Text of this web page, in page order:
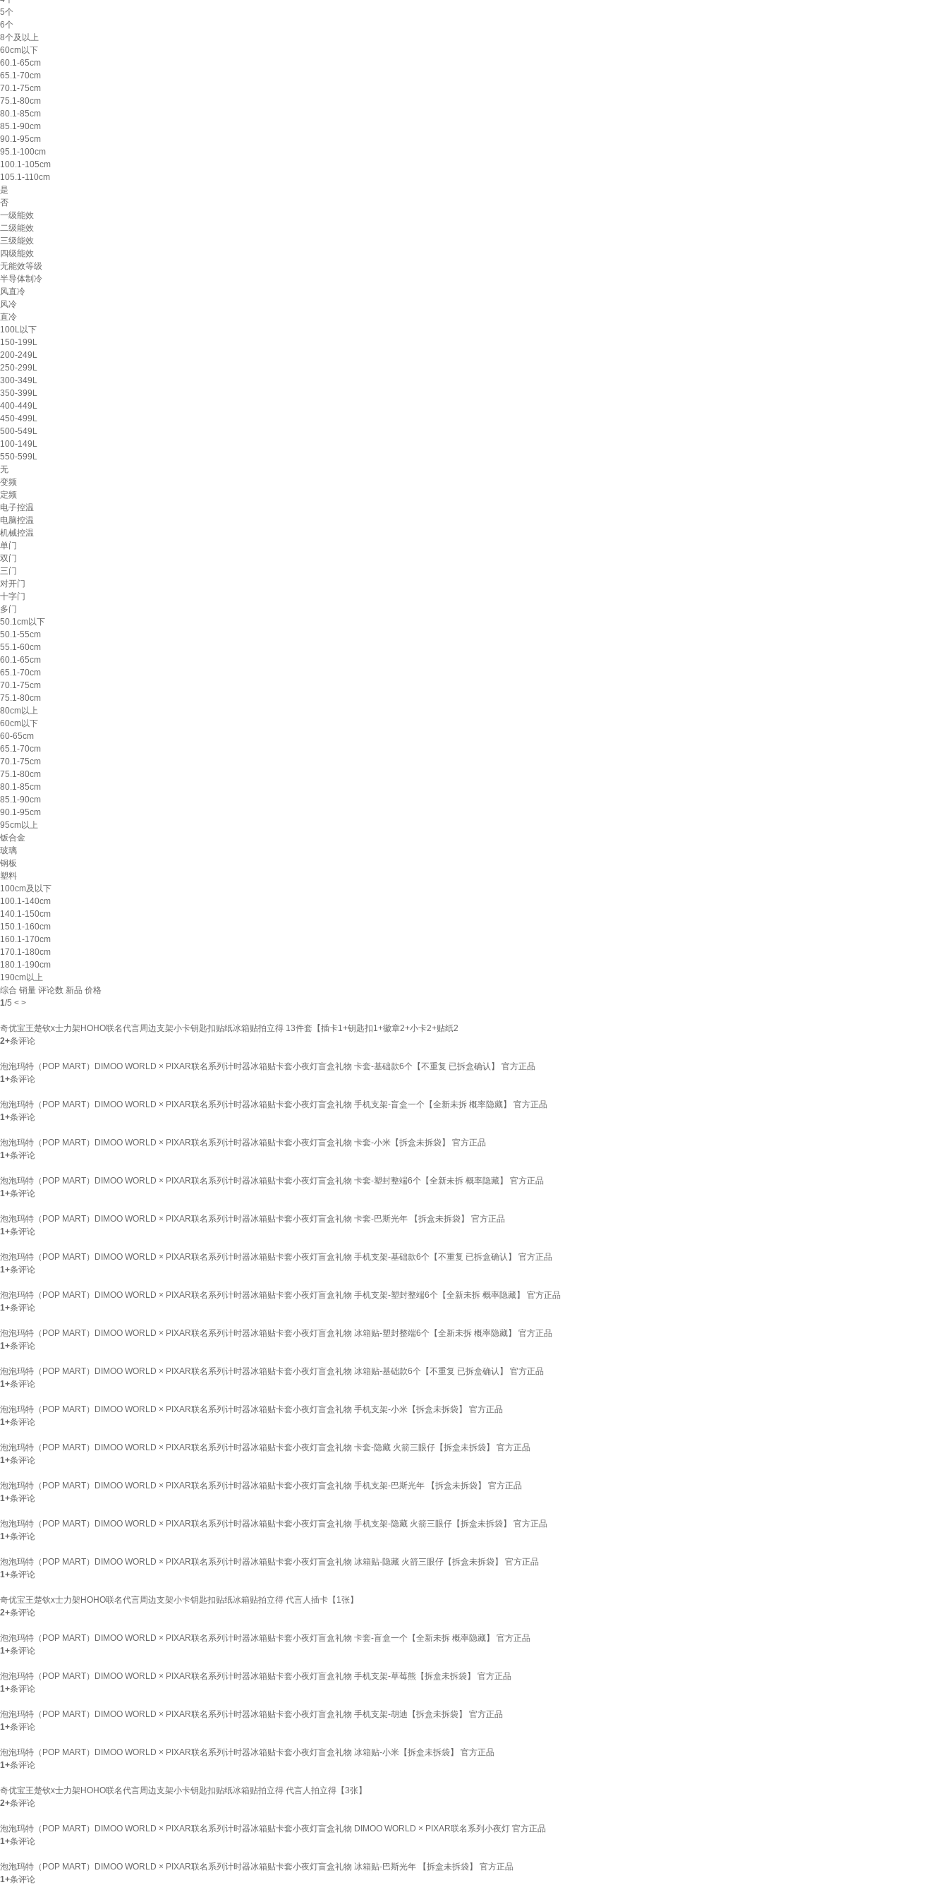
5个
6个
8个及以上
60cm以下
60.1-65cm
65.1-70cm
70.1-75cm
75.1-80cm
80.1-85cm
85.1-90cm
90.1-95cm
95.1-100cm
100.1-105cm
105.1-110cm
是
否
一级能效
二级能效
三级能效
四级能效
无能效等级
半导体制冷
风直冷
风冷
直冷
100L以下
150-199L
200-249L
250-299L
300-349L
350-399L
400-449L
450-499L
500-549L
100-149L
550-599L
无
变频
定频
电子控温
电脑控温
机械控温
单门
双门
三门
对开门
十字门
多门
50.1cm以下
50.1-55cm
55.1-60cm
60.1-65cm
65.1-70cm
70.1-75cm
75.1-80cm
80cm以上
60cm以下
60-65cm
65.1-70cm
70.1-75cm
75.1-80cm
80.1-85cm
85.1-90cm
90.1-95cm
95cm以上
钣合金
玻璃
钢板
塑料
100cm及以下
100.1-140cm
140.1-150cm
150.1-160cm
160.1-170cm
170.1-180cm
180.1-190cm
190cm以上
综合 销量 评论数 新品 价格
1/5 < >
奇优宝王楚钦x士力架HOHO联名代言周边支架小卡钥匙扣贴纸冰箱贴拍立得 13件套【插卡1+钥匙扣1+徽章2+小卡2+贴纸2
2+条评论
泡泡玛特（POP MART）DIMOO WORLD × PIXAR联名系列计时器冰箱贴卡套小夜灯盲盒礼物 卡套-基础款6个【不重复 已拆盒确认】 官方正品
1+条评论
泡泡玛特（POP MART）DIMOO WORLD × PIXAR联名系列计时器冰箱贴卡套小夜灯盲盒礼物 手机支架-盲盒一个【全新未拆 概率隐藏】 官方正品
1+条评论
泡泡玛特（POP MART）DIMOO WORLD × PIXAR联名系列计时器冰箱贴卡套小夜灯盲盒礼物 卡套-小米【拆盒未拆袋】 官方正品
1+条评论
泡泡玛特（POP MART）DIMOO WORLD × PIXAR联名系列计时器冰箱贴卡套小夜灯盲盒礼物 卡套-塑封整端6个【全新未拆 概率隐藏】 官方正品
1+条评论
泡泡玛特（POP MART）DIMOO WORLD × PIXAR联名系列计时器冰箱贴卡套小夜灯盲盒礼物 卡套-巴斯光年 【拆盒未拆袋】 官方正品
1+条评论
泡泡玛特（POP MART）DIMOO WORLD × PIXAR联名系列计时器冰箱贴卡套小夜灯盲盒礼物 手机支架-基础款6个【不重复 已拆盒确认】 官方正品
1+条评论
泡泡玛特（POP MART）DIMOO WORLD × PIXAR联名系列计时器冰箱贴卡套小夜灯盲盒礼物 手机支架-塑封整端6个【全新未拆 概率隐藏】 官方正品
1+条评论
泡泡玛特（POP MART）DIMOO WORLD × PIXAR联名系列计时器冰箱贴卡套小夜灯盲盒礼物 冰箱贴-塑封整端6个【全新未拆 概率隐藏】 官方正品
1+条评论
泡泡玛特（POP MART）DIMOO WORLD × PIXAR联名系列计时器冰箱贴卡套小夜灯盲盒礼物 冰箱贴-基础款6个【不重复 已拆盒确认】 官方正品
1+条评论
泡泡玛特（POP MART）DIMOO WORLD × PIXAR联名系列计时器冰箱贴卡套小夜灯盲盒礼物 手机支架-小米【拆盒未拆袋】 官方正品
1+条评论
泡泡玛特（POP MART）DIMOO WORLD × PIXAR联名系列计时器冰箱贴卡套小夜灯盲盒礼物 卡套-隐藏 火箭三眼仔【拆盒未拆袋】 官方正品
1+条评论
泡泡玛特（POP MART）DIMOO WORLD × PIXAR联名系列计时器冰箱贴卡套小夜灯盲盒礼物 手机支架-巴斯光年 【拆盒未拆袋】 官方正品
1+条评论
泡泡玛特（POP MART）DIMOO WORLD × PIXAR联名系列计时器冰箱贴卡套小夜灯盲盒礼物 手机支架-隐藏 火箭三眼仔【拆盒未拆袋】 官方正品
1+条评论
泡泡玛特（POP MART）DIMOO WORLD × PIXAR联名系列计时器冰箱贴卡套小夜灯盲盒礼物 冰箱贴-隐藏 火箭三眼仔【拆盒未拆袋】 官方正品
1+条评论
奇优宝王楚钦x士力架HOHO联名代言周边支架小卡钥匙扣贴纸冰箱贴拍立得 代言人插卡【1张】
2+条评论
泡泡玛特（POP MART）DIMOO WORLD × PIXAR联名系列计时器冰箱贴卡套小夜灯盲盒礼物 卡套-盲盒一个【全新未拆 概率隐藏】 官方正品
1+条评论
泡泡玛特（POP MART）DIMOO WORLD × PIXAR联名系列计时器冰箱贴卡套小夜灯盲盒礼物 手机支架-草莓熊【拆盒未拆袋】 官方正品
1+条评论
泡泡玛特（POP MART）DIMOO WORLD × PIXAR联名系列计时器冰箱贴卡套小夜灯盲盒礼物 手机支架-胡迪【拆盒未拆袋】 官方正品
1+条评论
泡泡玛特（POP MART）DIMOO WORLD × PIXAR联名系列计时器冰箱贴卡套小夜灯盲盒礼物 冰箱贴-小米【拆盒未拆袋】 官方正品
1+条评论
奇优宝王楚钦x士力架HOHO联名代言周边支架小卡钥匙扣贴纸冰箱贴拍立得 代言人拍立得【3张】
2+条评论
泡泡玛特（POP MART）DIMOO WORLD × PIXAR联名系列计时器冰箱贴卡套小夜灯盲盒礼物 DIMOO WORLD × PIXAR联名系列小夜灯 官方正品
1+条评论
泡泡玛特（POP MART）DIMOO WORLD × PIXAR联名系列计时器冰箱贴卡套小夜灯盲盒礼物 冰箱贴-巴斯光年 【拆盒未拆袋】 官方正品
1+条评论